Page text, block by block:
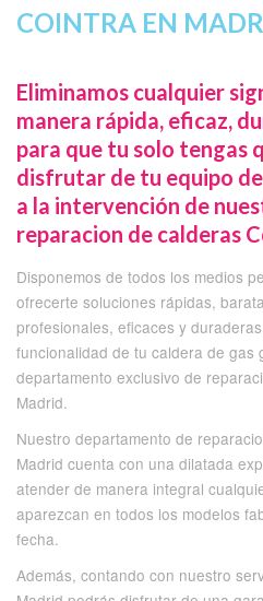
COINTRA EN
Eliminamos cualquier
manera rápida, eficaz,
para que tu solo tengas
disfrutar de tu equipo
a la intervención de
reparacion de calderas
Disponemos de todos los medios
ofrecerte soluciones rápidas,
profesionales, eficaces y
funcionalidad de tu caldera de gas
departamento exclusivo de
Madrid.
Nuestro departamento de
Madrid cuenta con una dilatada
atender de manera integral
aparezcan en todos los modelos
fecha.
Además, contando con nuestro